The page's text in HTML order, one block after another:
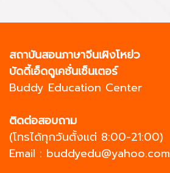
สถาบันสอนภาษาจีนเผิงโหย่ว
บัดดี้เอ็ดดูเคชั่นเซ็นเตอร์
Buddy Education Center
ติดต่อสอบถาม
(โทรได้ทุกวันตั้งแต่ 8:00-21:00)
Email : buddyedu@yahoo.com